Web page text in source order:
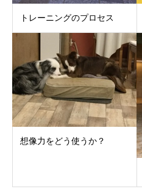
トレーニングのプロセス
想像力をどう使うか？